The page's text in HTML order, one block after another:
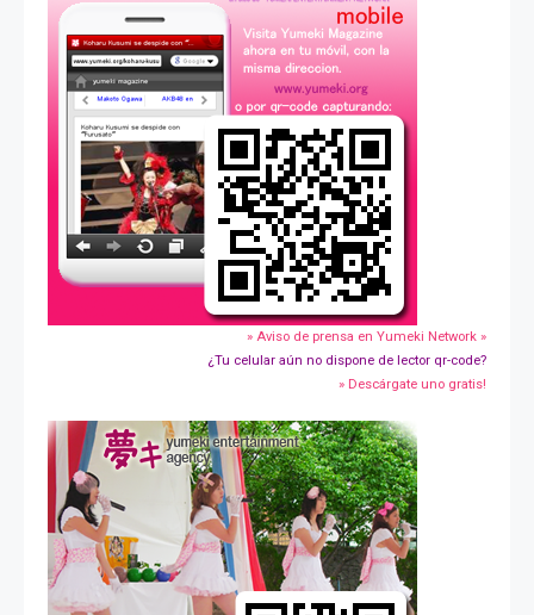
» Aviso de prensa en Yumeki Network »
¿Tu celular aún no dispone de lector qr-code?
» Descárgate uno gratis!